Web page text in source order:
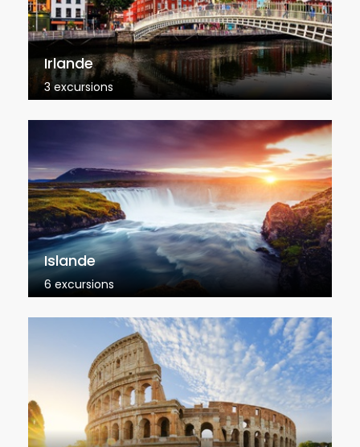
Irlande
3 excursions
Islande
6 excursions